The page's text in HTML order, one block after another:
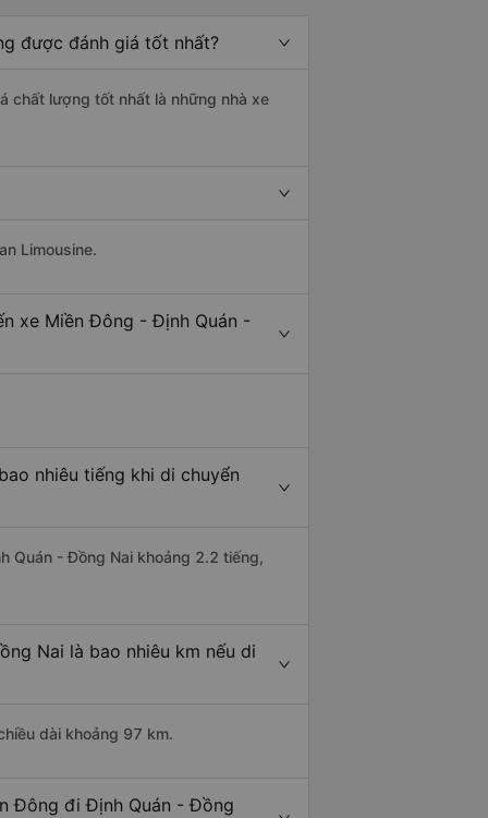
được đánh giá tốt nhất?
chất lượng tốt nhất là những nhà xe
Limousine.
xe Miền Đông - Định Quán -
nhiêu tiếng khi di chuyển
Quán - Đồng Nai khoảng 2.2 tiếng,
Nai là bao nhiêu km nếu di
dài khoảng 97 km.
Đông đi Định Quán - Đồng